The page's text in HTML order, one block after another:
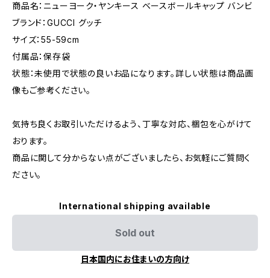
商品名：ニューヨーク・ヤンキース ベースボールキャップ バンビ
ブランド：GUCCI グッチ
サイズ：55-59cm
付属品：保存袋
状態：未使用で状態の良いお品になります。詳しい状態は商品画
像もご参考ください。
気持ち良くお取引いただけるよう、丁寧な対応、梱包を心がけて
おります。
商品に関して分からない点がございましたら、お気軽にご質問く
ださい。
International shipping available
Sold out
日本国内にお住まいの方向け